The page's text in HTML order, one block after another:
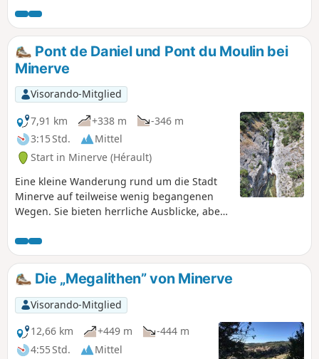
empfehlen wir Ihnen, sich über die Begehbarkeit der
Überquerung des Flusses Brian zu informieren (7): Die Furt
zwischen der Altstadt und dem Katapult kann manchmal
unter Wasser stehen oder rutschig sein (siehe praktische
Informationen). Diese Wanderung kann je nach
Brandgefahr gesperrt sein. Denken Sie daran, die Karte zu
konsultieren.
Pont de Daniel und Pont du Moulin bei
Minerve
Visorando-Mitglied
7,91 km
+338 m
-346 m
3:15 Std.
Mittel
Start in Minerve (Hérault)
Eine kleine Wanderung rund um die Stadt
Minerve auf teilweise wenig begangenen
Wegen. Sie bieten herrliche Ausblicke, aber
haben, an den Rändern des Canyon du
Brian.
Die „Megalithen” von Minerve
Visorando-Mitglied
12,66 km
+449 m
-444 m
4:55 Std.
Mittel